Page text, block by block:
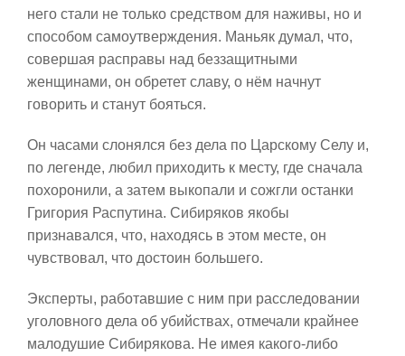
него стали не только средством для наживы, но и
способом самоутверждения. Маньяк думал, что,
совершая расправы над беззащитными
женщинами, он обретет славу, о нём начнут
говорить и станут бояться.
Он часами слонялся без дела по Царскому Селу и,
по легенде, любил приходить к месту, где сначала
похоронили, а затем выкопали и сожгли останки
Григория Распутина. Сибиряков якобы
признавался, что, находясь в этом месте, он
чувствовал, что достоин большего.
Эксперты, работавшие с ним при расследовании
уголовного дела об убийствах, отмечали крайнее
малодушие Сибирякова. Не имея какого-либо